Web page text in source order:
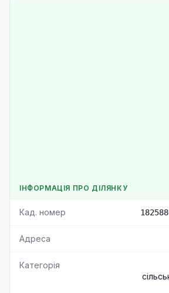
ІНФОРМАЦІЯ ПРО ДІЛЯНКУ
Кад. номер
Адреса
Категорія